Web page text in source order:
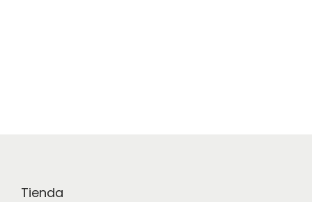
Tienda